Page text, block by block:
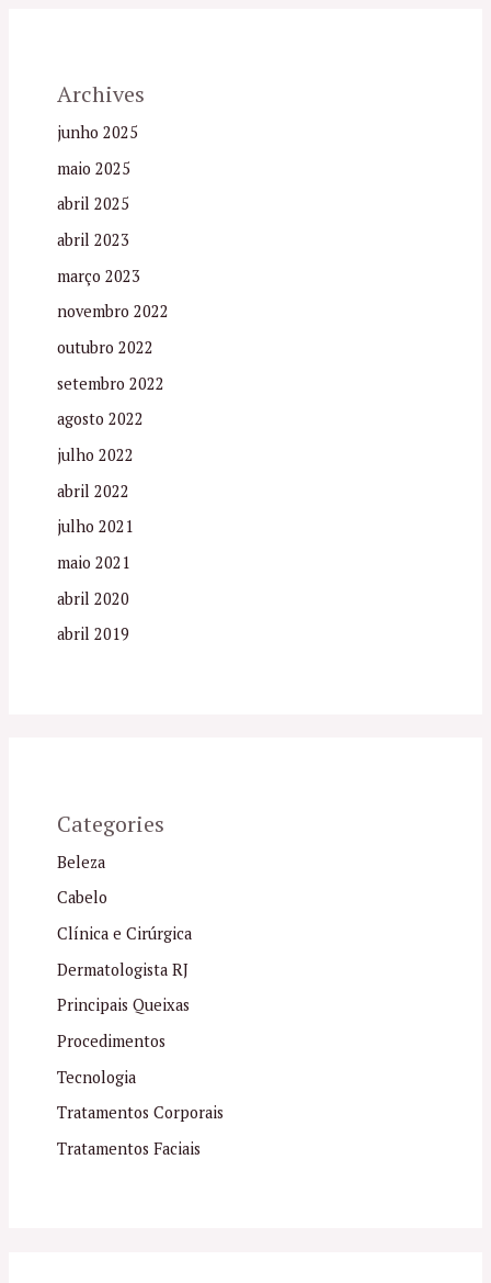
Archives
junho 2025
maio 2025
abril 2025
abril 2023
março 2023
novembro 2022
outubro 2022
setembro 2022
agosto 2022
julho 2022
abril 2022
julho 2021
maio 2021
abril 2020
abril 2019
Categories
Beleza
Cabelo
Clínica e Cirúrgica
Dermatologista RJ
Principais Queixas
Procedimentos
Tecnologia
Tratamentos Corporais
Tratamentos Faciais